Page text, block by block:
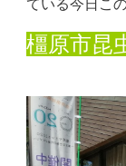
ている今日こ
橿原市昆